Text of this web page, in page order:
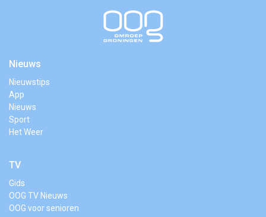
Nieuws
Nieuwstips
App
Nieuws
Sport
Het Weer
TV
Gids
OOG TV Nieuws
OOG voor senioren